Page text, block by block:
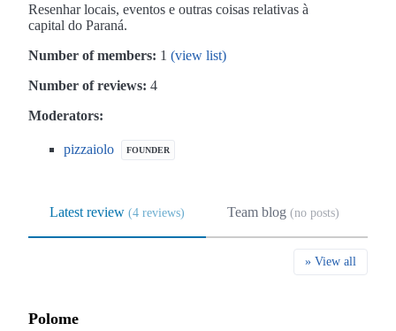
Latest review (4 reviews) Team blog (no posts)
» View all
Polome
Resenhar locais, eventos e outras coisas relativas à
capital do Paraná.
Number of members: 1 (view list)
Number of reviews: 4
Moderators:
pizzaiolo FOUNDER